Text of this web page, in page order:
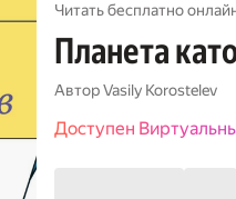
Читать бесплатно
Планета
АвторVasily Korostelev
Доступен